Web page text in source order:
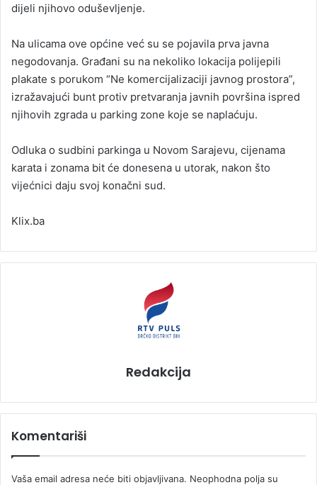
dijeli njihovo oduševljenje.
Na ulicama ove općine već su se pojavila prva javna
negodovanja. Građani su na nekoliko lokacija polijepili
plakate s porukom “Ne komercijalizaciji javnog prostora”,
izražavajući bunt protiv pretvaranja javnih površina ispred
njihovih zgrada u parking zone koje se naplaćuju.
Odluka o sudbini parkinga u Novom Sarajevu, cijenama
karata i zonama bit će donesena u utorak, nakon što
vijećnici daju svoj konačni sud.
Klix.ba
Redakcija
Komentariši
Vaša email adresa neće biti objavljivana. Neophodna polja su